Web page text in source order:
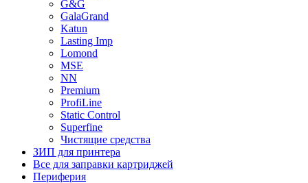
G&G
GalaGrand
Katun
Lasting Imp
Lomond
MSE
NN
Premium
ProfiLine
Static Control
Superfine
Чистящие средства
ЗИП для принтера
Все для заправки картриджей
Периферия